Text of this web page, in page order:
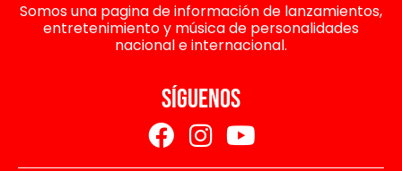
Somos una pagina de información de lanzamientos,
entretenimiento y música de personalidades
nacional e internacional.
SÍGUENOS